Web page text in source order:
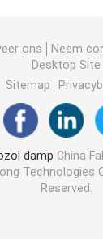
ons
Neem
Desktop Site
Sitemap
damp China
Technologies
Reserved.